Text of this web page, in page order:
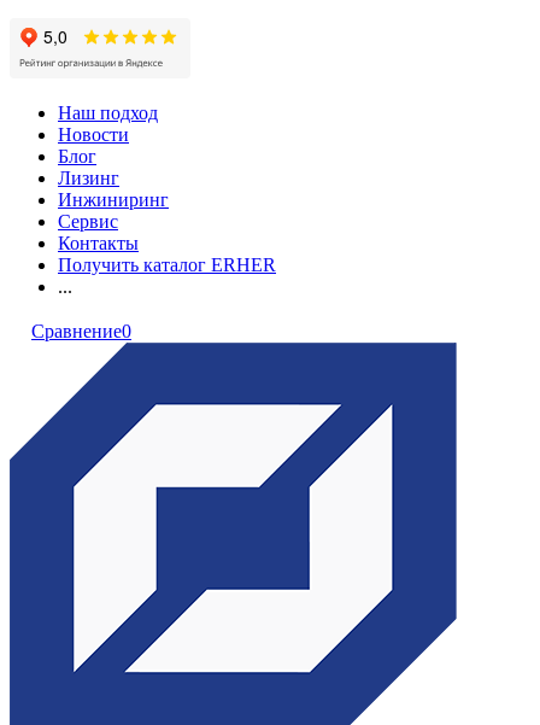
Наш подход
Новости
Блог
Лизинг
Инжиниринг
Сервис
Контакты
Получить каталог ERHER
...
Сравнение0